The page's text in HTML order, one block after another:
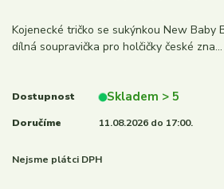
Kojenecké tričko se sukýnkou New Baby
dílná soupravička pro holčičky české zna...
Dostupnost Skladem > 5
Doručíme 11.08.2026 do 17:00.
Nejsme plátci DPH